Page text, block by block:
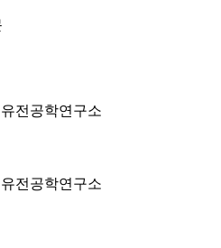
전공학연구소
전공학연구소